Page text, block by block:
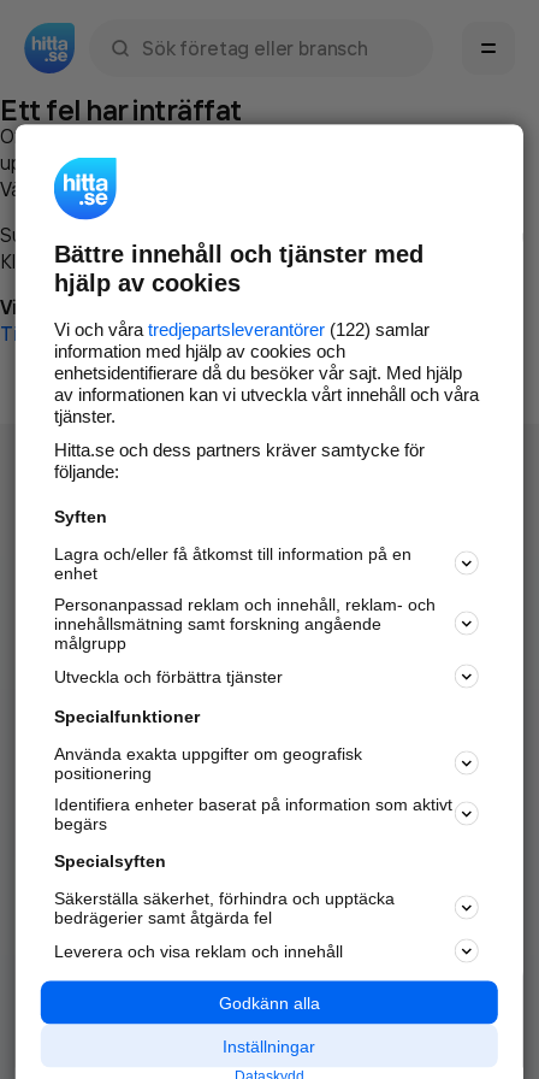
Ett fel har inträffat
Om du vill kan du
uppstod så att vi lättare och snabbare kan avhjälpa det.
Vänligen försök med följande:
Surfa till
Klicka påTillbaka-knappen i webbläsaren och försök igen
Vi beklagar besväret!
Till startsidan
Hitta.se - Gratis nummerupplysning.
Sök företag, personer och platser.
Hitta telefonnummer, adresser, företagsinfo mm.
Marknadsför företaget
Kom igång och annonsera mot
samarbetspartners nära dig.
Alla kategorier
Populära sökningar
API & Kartor
Annonsera
Integritet
Nödnummer
Bättre innehåll och tjänster med
hjälp av cookies
Vi och våra tredjepartsleverantörer(122) samlar
information med hjälp av cookies och
enhetsidentifierare då du besöker vår sajt. Med hjälp
av informationen kan vi utveckla vårt innehåll och våra
tjänster.
Hitta.se och dess partners kräver samtycke för
följande:
Syften
Lagra och/eller få åtkomst till information på en
enhet
Personanpassad reklam och innehåll, reklam- och
innehållsmätning samt forskning angående
målgrupp
Utveckla och förbättra tjänster
Specialfunktioner
Använda exakta uppgifter om geografisk
positionering
Identifiera enheter baserat på information som aktivt
begärs
Specialsyften
Säkerställa säkerhet, förhindra och upptäcka
bedrägerier samt åtgärda fel
Leverera och visa reklam och innehåll
Godkänn alla
Inställningar
Dataskydd